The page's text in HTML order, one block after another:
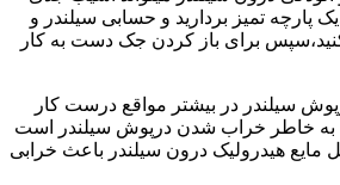
پارچه تمیز بردارید و حسابی سیلندر و
برای باز کردن جک دست به کار
سیلندر در بیشتر مواقع درست کار
خاطر خراب شدن درپوش سیلندر است
مایع هیدرولیک درون سیلندر باعث خرابی